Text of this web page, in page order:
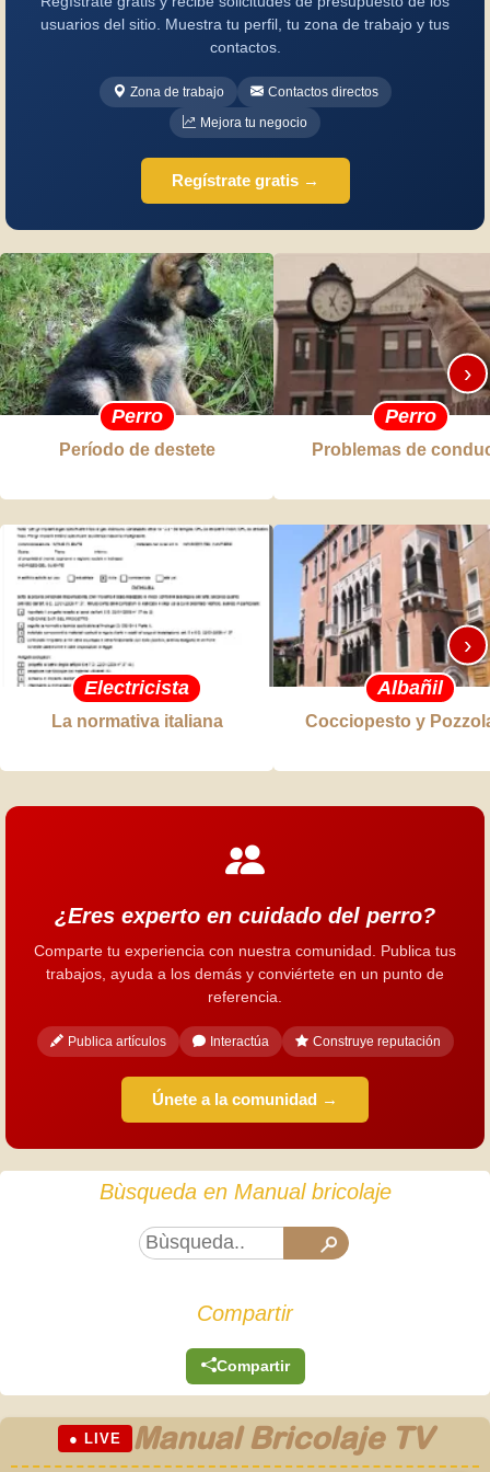
usuarios del sitio. Muestra tu perfil, tu zona de trabajo y tus
contactos.
Zona de trabajo
Contactos directos
Mejora tu negocio
Regístrate gratis →
Perro
Período de destete
Perro
Problemas de
›
Electricista
La normativa italiana
Albañil
Cocciopesto y
›
¿Eres experto en cuidado del perro?
Comparte tu experiencia con nuestra comunidad. Publica tus
trabajos, ayuda a los demás y conviértete en un punto de
referencia.
Publica artículos Interactúa Construye reputación
Únete a la comunidad →
Bùsqueda en Manual bricolaje
Compartir
Compartir
● LIVE Manual Bricolaje TV